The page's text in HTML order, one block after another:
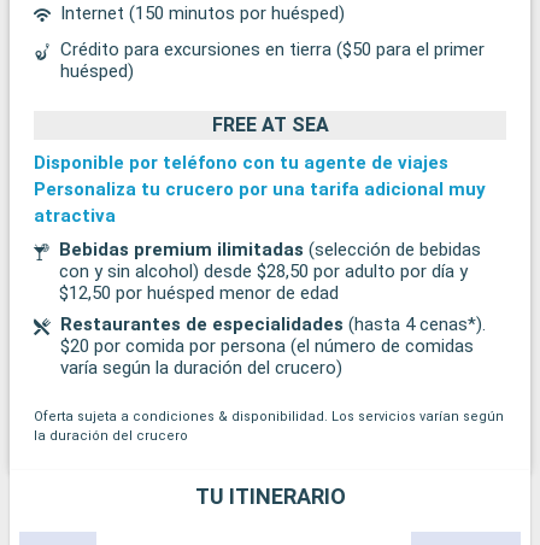
Internet (150 minutos por huésped)
Crédito para excursiones en tierra ($50 para el primer
huésped)
FREE AT SEA
Disponible por teléfono con tu agente de viajes
Personaliza tu crucero por una tarifa adicional muy
atractiva
Bebidas premium ilimitadas (selección de bebidas
con y sin alcohol) desde $28,50 por adulto por día y
$12,50 por huésped menor de edad
Restaurantes de especialidades (hasta 4 cenas*).
$20 por comida por persona (el número de comidas
varía según la duración del crucero)
Oferta sujeta a condiciones & disponibilidad. Los servicios varían según
la duración del crucero
TU ITINERARIO